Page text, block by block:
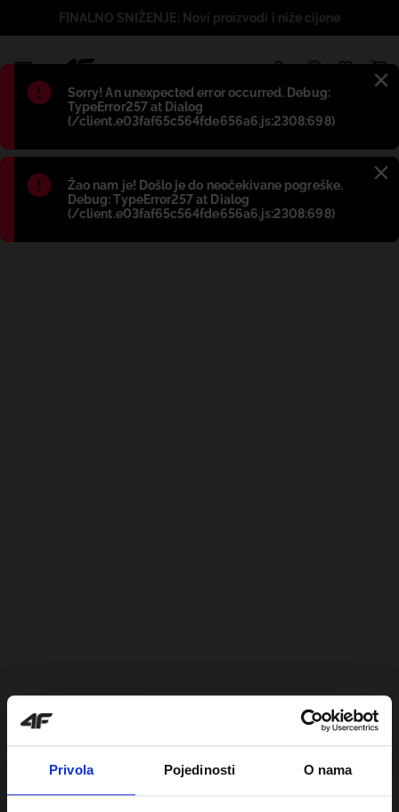
Privola Pojedinosti O nama
Błąd:
Sorry! An unexpected error occurred. Debug:
TypeError257 at Dialog
(/client.e03faf65c564fde656a6.js:2308:698)
Błąd:
Žao nam je! Došlo je do neočekivane pogreške.
Debug: TypeError257 at Dialog
(/client.e03faf65c564fde656a6.js:2308:698)
FINALNO SNIŽENJE: Novi proizvodi i niže cijene